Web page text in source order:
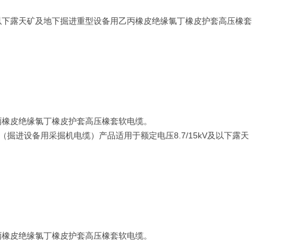
露天矿及地下掘进重型设备用乙丙橡皮绝缘氯丁橡皮护套高压橡套
皮绝缘氯丁橡皮护套高压橡套软电缆。
掘进设备用采掘机电缆）产品适用于额定电压8.7/15kV及以下露天
皮绝缘氯丁橡皮护套高压橡套软电缆。